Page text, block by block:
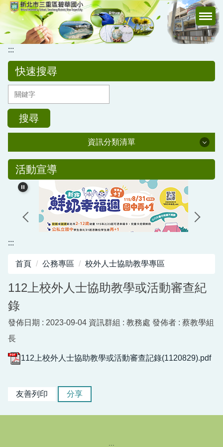
跳
到
主
要
區
:::
快速搜尋
搜尋
資訊分類清單
公務專區
校務行政
公告訊息
資訊中心
活動宣導
:::
首頁 公務專區 校外人士協助教學專區
112上校外人士協助教學或活動審查紀
錄
發佈日期 : 2023-09-04 資訊群組 : 教務處 發佈者 : 蔡教學組
長
112上校外人士協助教學或活動審查記錄(1120829).pdf
友善列印 分享